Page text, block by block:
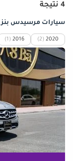
4 نتيجة
سيارات مرسيدس بنز GLA 250 مستعملة للبيع في دبي
2020
(2)
2016
(1)